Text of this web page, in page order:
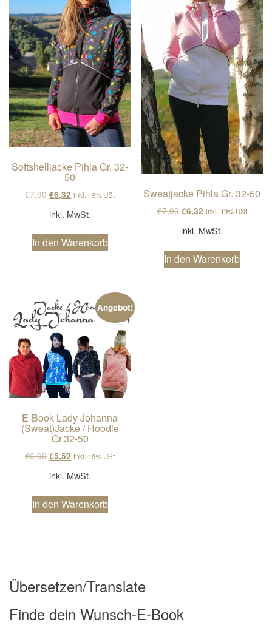
Softshelljacke Pihla Gr. 32-
50
€7,90Ursprünglicher Preis war: €7,90
€6,32 Aktueller Preis ist: €6,32.
inkl. 19% USt
inkl. MwSt.
In den Warenkorb
Sweatjacke Pihla Gr. 32-50
€7,90 Ursprünglicher Preis
€6,32Aktueller Preis
inkl. 19% USt
inkl. MwSt.
In den Warenkorb
Angebot!
E-Book Lady Johanna
(Sweat)Jacke / Hoodie
Gr.32-50
€6,90Ursprünglicher Preis war: €6,90
€5,52 Aktueller Preis ist: €5,52.
inkl. 19% USt
inkl. MwSt.
In den Warenkorb
Übersetzen/Translate
Finde dein Wunsch-E-Book